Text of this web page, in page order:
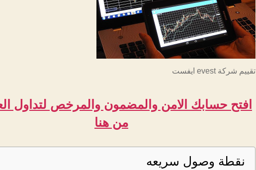
تقييم شركة evest ايفست
افتح حسابك الامن والمضمون والمرخص لتداول
من هنا
نقطة وصول سريعه